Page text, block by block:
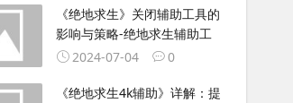
《绝地求生》关闭辅助工具的
影响与策略-绝地求生辅助工
2024-07-04
0
《绝地求生4k辅助》详解：提